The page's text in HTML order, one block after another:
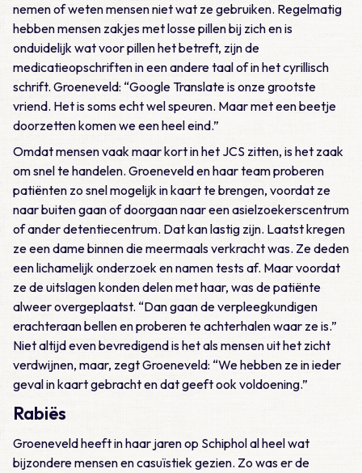
nemen of weten mensen niet wat ze gebruiken. Regelmatig
hebben mensen zakjes met losse pillen bij zich en is
onduidelijk wat voor pillen het betreft, zijn de
medicatieopschriften in een andere taal of in het cyrillisch
schrift. Groeneveld: “Google Translate is onze grootste
vriend. Het is soms echt wel speuren. Maar met een beetje
doorzetten komen we een heel eind.”
Omdat mensen vaak maar kort in het JCS zitten, is het zaak
om snel te handelen. Groeneveld en haar team proberen
patiënten zo snel mogelijk in kaart te brengen, voordat ze
naar buiten gaan of doorgaan naar een asielzoekerscentrum
of ander detentiecentrum. Dat kan lastig zijn. Laatst kregen
ze een dame binnen die meermaals verkracht was. Ze deden
een lichamelijk onderzoek en namen tests af. Maar voordat
ze de uitslagen konden delen met haar, was de patiënte
alweer overgeplaatst. “Dan gaan de verpleegkundigen
erachteraan bellen en proberen te achterhalen waar ze is.”
Niet altijd even bevredigend is het als mensen uit het zicht
verdwijnen, maar, zegt Groeneveld: “We hebben ze in ieder
geval in kaart gebracht en dat geeft ook voldoening.”
Rabiës
Groeneveld heeft in haar jaren op Schiphol al heel wat
bijzondere mensen en casuïstiek gezien. Zo was er de